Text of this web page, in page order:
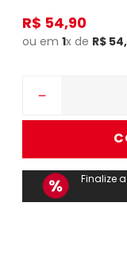
R$ 54,90
ou em 1x de R$ 54,
－
Finalize